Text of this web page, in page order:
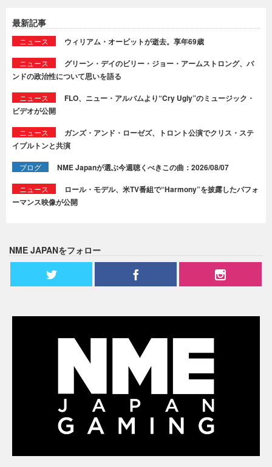
最新記事
ニュース ウィリアム・オービットが逝去。享年69歳
ニュース
グリーン・デイのビリー・ジョー・アームストロング、バ
ンドの政治性について思いを語る
ニュース
FLO、ニュー・アルバムより“Cry Ugly”のミュージック・
ビデオが公開
ニュース
ガンズ・アンド・ローゼズ、トロント公演でクリス・ステ
イプルトンと共演
ブログ NME Japanが選ぶ今週聴くべきこの曲：2026/08/07
ニュース
ロール・モデル、米TV番組で“Harmony”を披露したパフォ
ーマンス映像が公開
NME JAPANをフォロー